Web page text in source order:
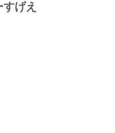
げえ